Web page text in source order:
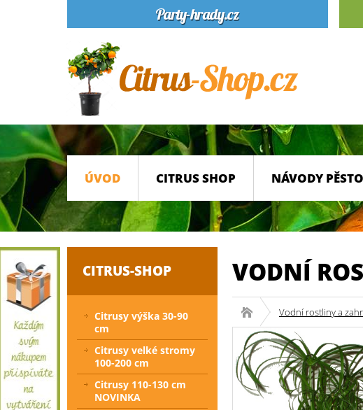
ÚVOD CITRUS SHOP NÁVODY
VODNÍ
Vodní rostliny a
CITRUS-SHOP
Citrusy výška 30-90
cm
Citrusy velké stromy
100-200 cm
Citrusy 110-130 cm
NOVINKA